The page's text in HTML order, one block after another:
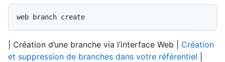
web branch create
| Création d’une branche via l’interface Web | Création
et suppression de branches dans votre référentiel